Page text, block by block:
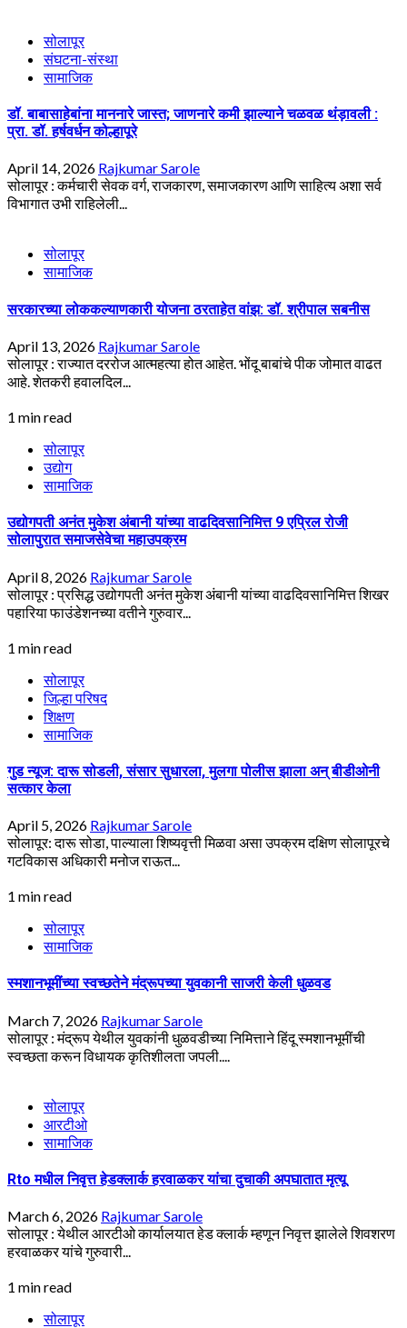
सोलापूर
संघटना-संस्था
सामाजिक
डॉ. बाबासाहेबांना माननारे जास्त; जाणनारे कमी झाल्याने चळवळ थंड़ावली :
प्रा. डॉ. हर्षवर्धन कोल्हापूरे
April 14, 2026 Rajkumar Sarole
सोलापूर : कर्मचारी सेवक वर्ग, राजकारण, समाजकारण आणि साहित्य अशा सर्व
विभागात उभी राहिलेली...
सोलापूर
सामाजिक
सरकारच्या लोककल्याणकारी योजना ठरताहेत वांझ: डॉ. श्रीपाल सबनीस
April 13, 2026 Rajkumar Sarole
सोलापूर : राज्यात दररोज आत्महत्या होत आहेत. भोंदू बाबांचे पीक जोमात वाढत
आहे. शेतकरी हवालदिल...
1 min read
सोलापूर
उद्योग
सामाजिक
उद्योगपती अनंत मुकेश अंबानी यांच्या वाढदिवसानिमित्त 9 एप्रिल रोजी
सोलापुरात समाजसेवेचा महाउपक्रम
April 8, 2026 Rajkumar Sarole
सोलापूर : प्रसिद्ध उद्योगपती अनंत मुकेश अंबानी यांच्या वाढदिवसानिमित्त शिखर
पहारिया फाउंडेशनच्या वतीने गुरुवार...
1 min read
सोलापूर
जिल्हा परिषद
शिक्षण
सामाजिक
गुड न्यूज: दारू सोडली, संसार सुधारला, मुलगा पोलीस झाला अन् बीडीओनी
सत्कार केला
April 5, 2026 Rajkumar Sarole
सोलापूर: दारू सोडा, पाल्याला शिष्यवृत्ती मिळवा असा उपक्रम दक्षिण सोलापूरचे
गटविकास अधिकारी मनोज राऊत...
1 min read
सोलापूर
सामाजिक
स्मशानभूमींच्या स्वच्छतेने मंद्रूपच्या युवकानी साजरी केली धुळवड
March 7, 2026 Rajkumar Sarole
सोलापूर : मंद्रूप येथील युवकांनी धुळवडीच्या निमित्ताने हिंदू स्मशानभूमींची
स्वच्छता करून विधायक कृतिशीलता जपली....
सोलापूर
आरटीओ
सामाजिक
Rto मधील निवृत्त हेडक्लार्क हरवाळकर यांचा दुचाकी अपघातात मृत्यू
March 6, 2026 Rajkumar Sarole
सोलापूर : येथील आरटीओ कार्यालयात हेड क्लार्क म्हणून निवृत्त झालेले शिवशरण
हरवाळकर यांचे गुरुवारी...
1 min read
सोलापूर